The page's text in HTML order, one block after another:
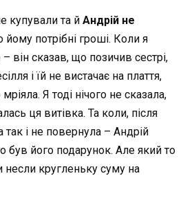
купували та й Андрій не
йому потрібні гроші. Коли я
він сказав, що позичив сестрі,
і їй не вистачає на плаття,
Я тоді нічого не сказала,
ця витівка. Та коли, після
так і не повернула – Андрій
був його подарунок. Але який то
кругленьку суму на